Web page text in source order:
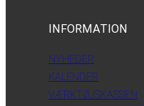
INFORMATION
NYHEDER
KALENDER
VÆRKTØJSKASSEN